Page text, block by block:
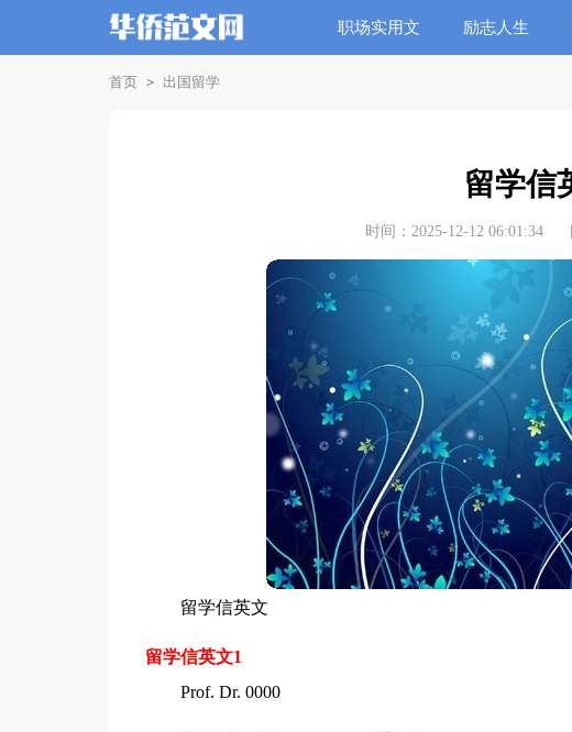
职场实用文 励志人生
首页 > 出国留学
留学信
时间：2025-12-12 06:01:34
留学信英文
留学信英文1
Prof. Dr. 0000